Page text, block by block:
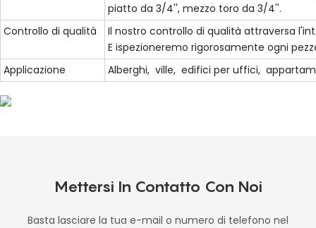
piatto da 3/4'', mezzo toro da 3/4''.
Controllo di qualità
Il nostro controllo di qualità attraversa
E ispezioneremo rigorosamente ogni
Applicazione
Alberghi, ville, edifici per uffici,
Mettersi In Contatto Con Noi
Basta lasciare la tua e-mail o numero di telefono nel